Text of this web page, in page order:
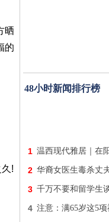
晒
的
!
48小时新闻排行榜
1 温西现代雅居｜在
2 华裔女医生毒杀丈
3 千万不要和留学生
4 注意：满65岁这5